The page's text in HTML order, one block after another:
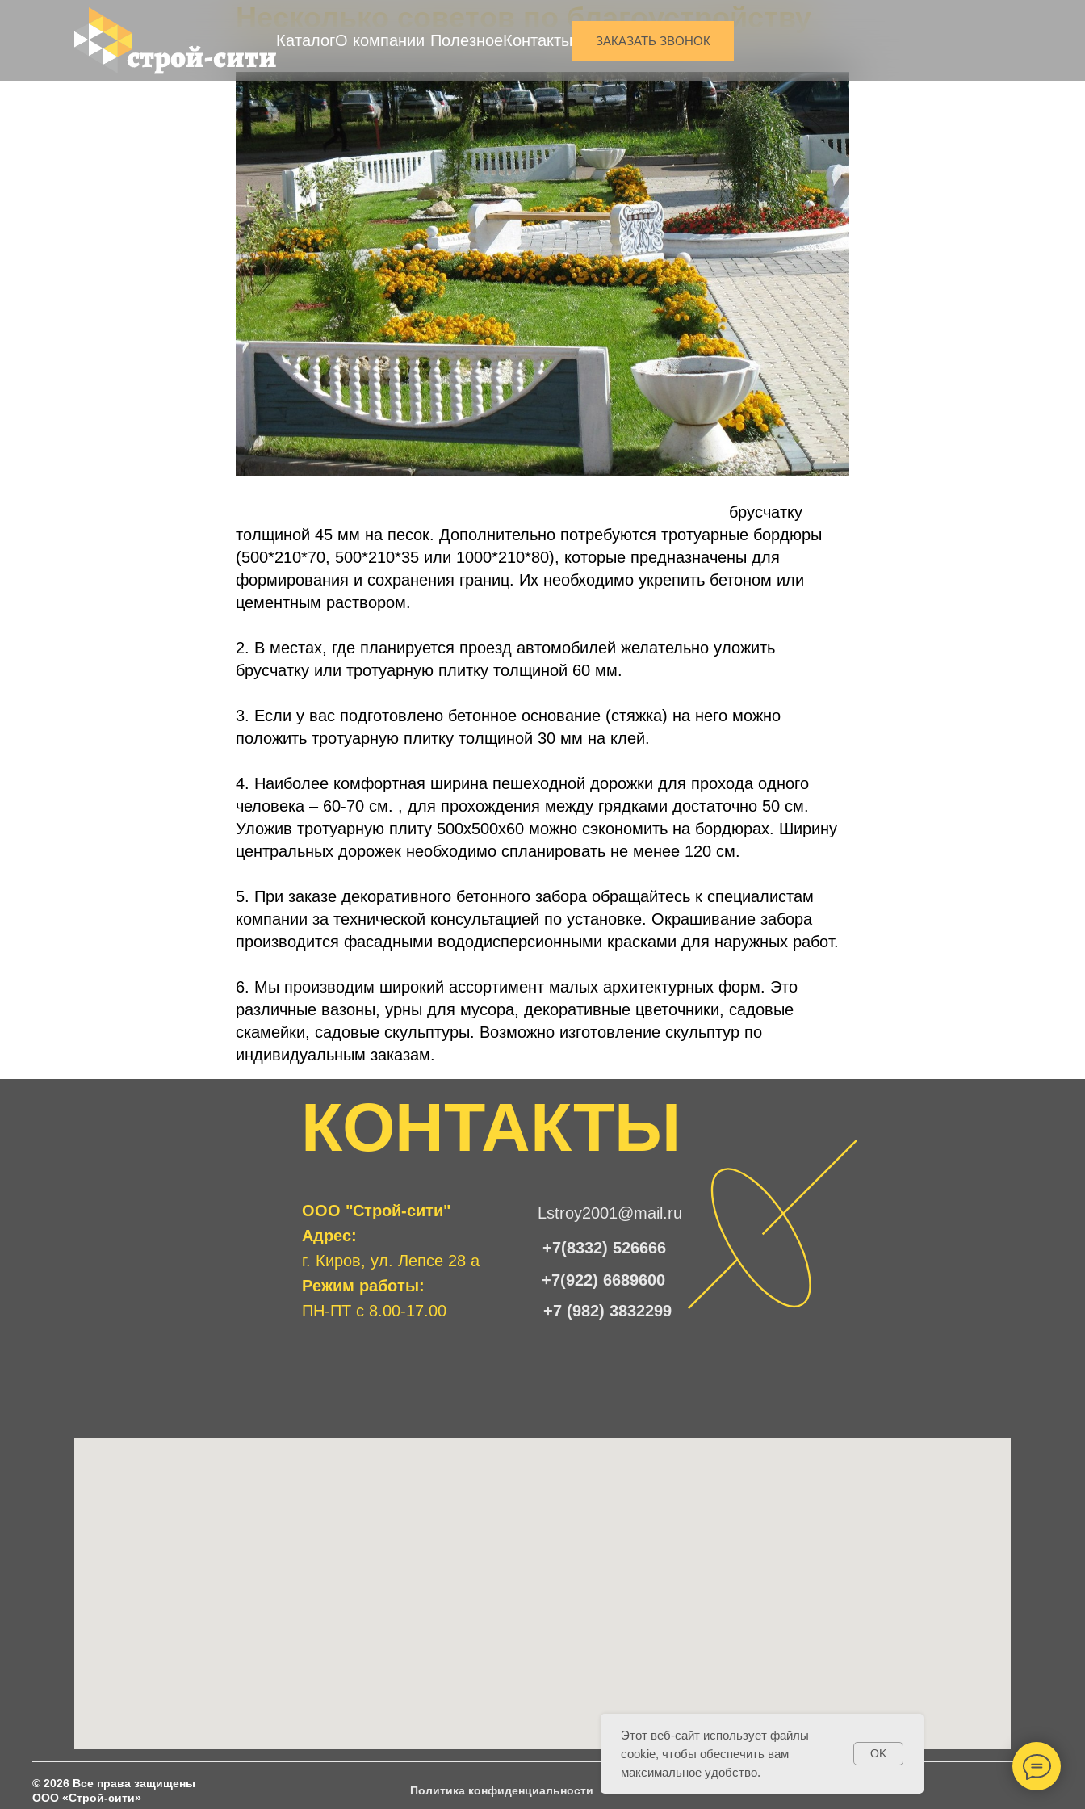
КаталогО компании ПолезноеКонтакты ЗАКАЗАТЬ ЗВОНОК
Несколько советов по благоустройству
брусчатку
толщиной 45 мм на песок. Дополнительно потребуются тротуарные бордюры
(500*210*70, 500*210*35 или 1000*210*80), которые предназначены для
формирования и сохранения границ. Их необходимо укрепить бетоном или
цементным раствором.
2. В местах, где планируется проезд автомобилей желательно уложить
брусчатку или тротуарную плитку толщиной 60 мм.
3. Если у вас подготовлено бетонное основание (стяжка) на него можно
положить тротуарную плитку толщиной 30 мм на клей.
4. Наиболее комфортная ширина пешеходной дорожки для прохода одного
человека – 60-70 см. , для прохождения между грядками достаточно 50 см.
Уложив тротуарную плиту 500х500х60 можно сэкономить на бордюрах. Ширину
центральных дорожек необходимо спланировать не менее 120 см.
5. При заказе декоративного бетонного забора обращайтесь к специалистам
компании за технической консультацией по установке. Окрашивание забора
производится фасадными вододисперсионными красками для наружных работ.
6. Мы производим широкий ассортимент малых архитектурных форм. Это
различные вазоны, урны для мусора, декоративные цветочники, садовые
скамейки, садовые скульптуры. Возможно изготовление скульптур по
индивидуальным заказам.
Lstroy2001@mail.ru
+7 (982) 3832299
+7(8332) 526666
+7(922) 6689600
ООО "Строй-сити"
Адрес:
г. Киров, ул. Лепсе 28 а
Режим работы:
ПН-ПТ с 8.00-17.00
КОНТАКТЫ
© 2026 Все права защищены
ООО «Строй-сити»
Политика конфиденциальности
Этот веб-сайт использует файлы
cookie, чтобы обеспечить вам
максимальное удобство.
OK